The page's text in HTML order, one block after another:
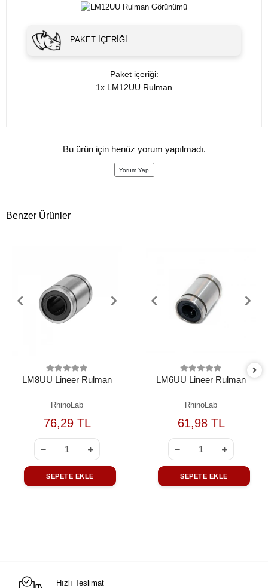
PAKET İÇERIĞI
Paket içeriği:
1x LM12UU Rulman
Bu ürün için henüz yorum yapılmadı.
Yorum Yap
Benzer Ürünler
LM8UU Lineer Rulman
RhinoLab
76,29 TL
SEPETE EKLE
LM6UU Lineer Rulman
RhinoLab
61,98 TL
SEPETE EKLE
Hızlı Teslimat